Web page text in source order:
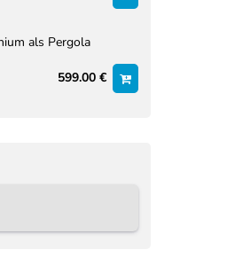
als Pergola
599.00 €